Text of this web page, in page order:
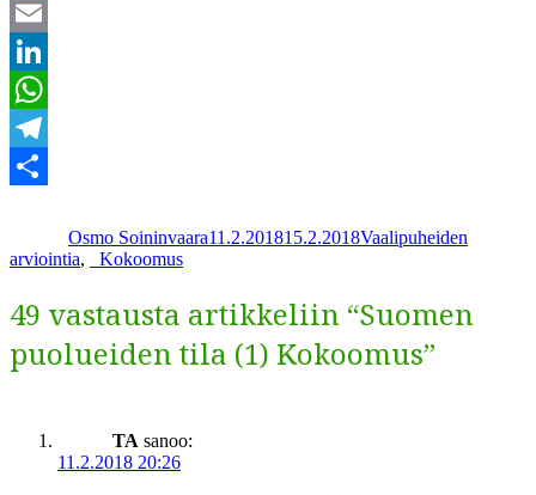
Twitter
Email
LinkedIn
WhatsApp
Telegram
Osmo Soininvaara11.2.201815.2.2018Vaalipuheiden
arviointia, Avainsanat
Kokoomus
49 vastausta artikkeliin “Suomen
puolueiden tila (1) Kokoomus”
TA sanoo:
11.2.2018 20:26